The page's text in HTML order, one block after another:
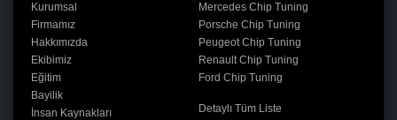
Kurumsal
Firmamız
Hakkımızda
Ekibimiz
Eğitim
Bayilik
İnsan Kaynakları
Mercedes Chip Tuning
Porsche Chip Tuning
Peugeot Chip Tuning
Renault Chip Tuning
Ford Chip Tuning
Detaylı Tüm Liste